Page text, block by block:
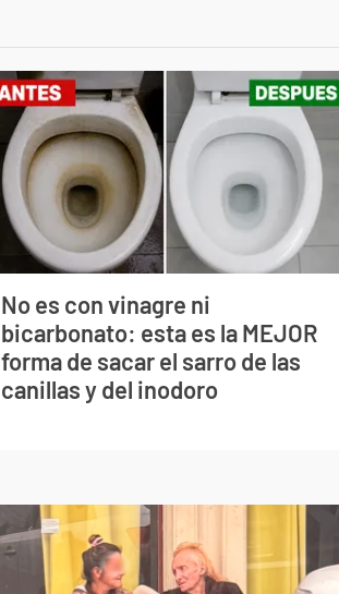
No es con vinagre ni
bicarbonato: esta es la MEJOR
forma de sacar el sarro de las
canillas y del inodoro